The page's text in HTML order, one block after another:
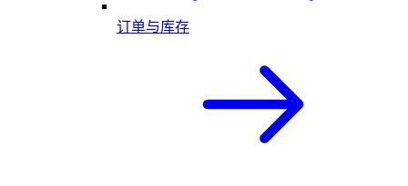
订单与库存